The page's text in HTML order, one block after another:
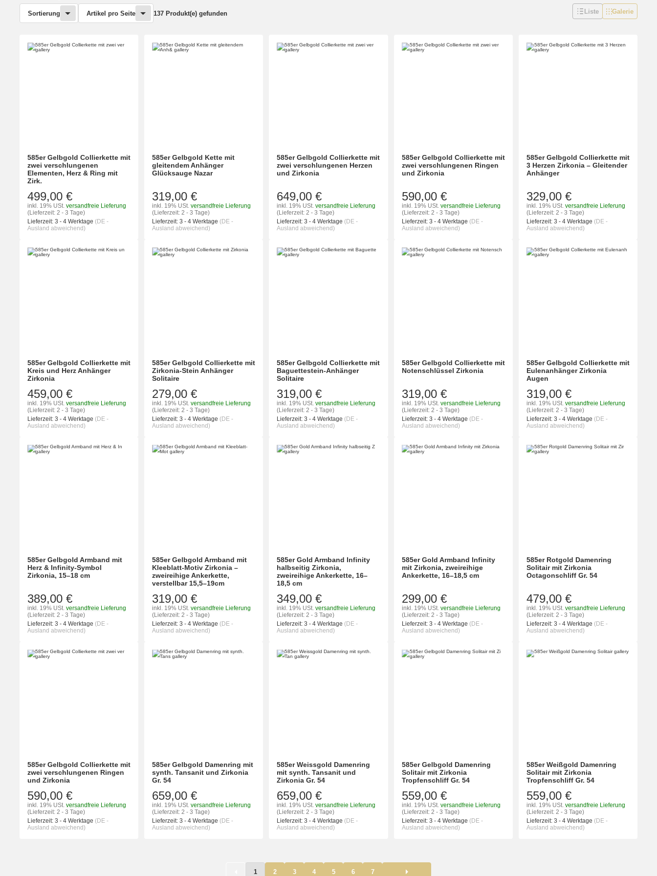
Sortierung Artikel pro Seite 137 Produkt(e) gefunden Liste Galerie
585er Gelbgold Collierkette mit
zwei verschlungenen
Elementen, Herz & Ring mit
Zirk.
499,00 €
inkl. 19% USt. versandfreie Lieferung
(Lieferzeit: 2 - 3 Tage)
Lieferzeit: 3 - 4 Werktage (DE -
Ausland abweichend)
585er Gelbgold Kette mit
gleitendem Anhänger
Glücksauge Nazar
319,00 €
inkl. 19% USt. versandfreie Lieferung
(Lieferzeit: 2 - 3 Tage)
Lieferzeit: 3 - 4 Werktage (DE -
Ausland abweichend)
585er Gelbgold Collierkette mit
zwei verschlungenen Herzen
und Zirkonia
649,00 €
inkl. 19% USt. versandfreie Lieferung
(Lieferzeit: 2 - 3 Tage)
Lieferzeit: 3 - 4 Werktage (DE -
Ausland abweichend)
585er Gelbgold Collierkette mit
zwei verschlungenen Ringen
und Zirkonia
590,00 €
inkl. 19% USt. versandfreie Lieferung
(Lieferzeit: 2 - 3 Tage)
Lieferzeit: 3 - 4 Werktage (DE -
Ausland abweichend)
585er Gelbgold Collierkette mit
3 Herzen Zirkonia – Gleitender
Anhänger
329,00 €
inkl. 19% USt. versandfreie Lieferung
(Lieferzeit: 2 - 3 Tage)
Lieferzeit: 3 - 4 Werktage (DE -
Ausland abweichend)
585er Gelbgold Collierkette mit
Kreis und Herz Anhänger
Zirkonia
459,00 €
inkl. 19% USt. versandfreie Lieferung
(Lieferzeit: 2 - 3 Tage)
Lieferzeit: 3 - 4 Werktage (DE -
Ausland abweichend)
585er Gelbgold Collierkette mit
Zirkonia-Stein Anhänger
Solitaire
279,00 €
inkl. 19% USt. versandfreie Lieferung
(Lieferzeit: 2 - 3 Tage)
Lieferzeit: 3 - 4 Werktage (DE -
Ausland abweichend)
585er Gelbgold Collierkette mit
Baguettestein-Anhänger
Solitaire
319,00 €
inkl. 19% USt. versandfreie Lieferung
(Lieferzeit: 2 - 3 Tage)
Lieferzeit: 3 - 4 Werktage (DE -
Ausland abweichend)
585er Gelbgold Collierkette mit
Notenschlüssel Zirkonia
319,00 €
inkl. 19% USt. versandfreie Lieferung
(Lieferzeit: 2 - 3 Tage)
Lieferzeit: 3 - 4 Werktage (DE -
Ausland abweichend)
585er Gelbgold Collierkette mit
Eulenanhänger Zirkonia
Augen
319,00 €
inkl. 19% USt. versandfreie Lieferung
(Lieferzeit: 2 - 3 Tage)
Lieferzeit: 3 - 4 Werktage (DE -
Ausland abweichend)
585er Gelbgold Armband mit
Herz & Infinity-Symbol
Zirkonia, 15–18 cm
389,00 €
inkl. 19% USt. versandfreie Lieferung
(Lieferzeit: 2 - 3 Tage)
Lieferzeit: 3 - 4 Werktage (DE -
Ausland abweichend)
585er Gelbgold Armband mit
Kleeblatt-Motiv Zirkonia –
zweireihige Ankerkette,
verstellbar 15,5–19cm
319,00 €
inkl. 19% USt. versandfreie Lieferung
(Lieferzeit: 2 - 3 Tage)
Lieferzeit: 3 - 4 Werktage (DE -
Ausland abweichend)
585er Gold Armband Infinity
halbseitig Zirkonia,
zweireihige Ankerkette, 16–
18,5 cm
349,00 €
inkl. 19% USt. versandfreie Lieferung
(Lieferzeit: 2 - 3 Tage)
Lieferzeit: 3 - 4 Werktage (DE -
Ausland abweichend)
585er Gold Armband Infinity
mit Zirkonia, zweireihige
Ankerkette, 16–18,5 cm
299,00 €
inkl. 19% USt. versandfreie Lieferung
(Lieferzeit: 2 - 3 Tage)
Lieferzeit: 3 - 4 Werktage (DE -
Ausland abweichend)
585er Rotgold Damenring
Solitair mit Zirkonia
Octagonschliff Gr. 54
479,00 €
inkl. 19% USt. versandfreie Lieferung
(Lieferzeit: 2 - 3 Tage)
Lieferzeit: 3 - 4 Werktage (DE -
Ausland abweichend)
585er Gelbgold Collierkette mit
zwei verschlungenen Ringen
und Zirkonia
590,00 €
inkl. 19% USt. versandfreie Lieferung
(Lieferzeit: 2 - 3 Tage)
Lieferzeit: 3 - 4 Werktage (DE -
Ausland abweichend)
585er Gelbgold Damenring mit
synth. Tansanit und Zirkonia
Gr. 54
659,00 €
inkl. 19% USt. versandfreie Lieferung
(Lieferzeit: 2 - 3 Tage)
Lieferzeit: 3 - 4 Werktage (DE -
Ausland abweichend)
585er Weissgold Damenring
mit synth. Tansanit und
Zirkonia Gr. 54
659,00 €
inkl. 19% USt. versandfreie Lieferung
(Lieferzeit: 2 - 3 Tage)
Lieferzeit: 3 - 4 Werktage (DE -
Ausland abweichend)
585er Gelbgold Damenring
Solitair mit Zirkonia
Tropfenschliff Gr. 54
559,00 €
inkl. 19% USt. versandfreie Lieferung
(Lieferzeit: 2 - 3 Tage)
Lieferzeit: 3 - 4 Werktage (DE -
Ausland abweichend)
585er Weißgold Damenring
Solitair mit Zirkonia
Tropfenschliff Gr. 54
559,00 €
inkl. 19% USt. versandfreie Lieferung
(Lieferzeit: 2 - 3 Tage)
Lieferzeit: 3 - 4 Werktage (DE -
Ausland abweichend)
1 2 3 4 5 6 7